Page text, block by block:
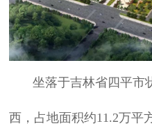
坐落于吉林省四平市
西，占地面积约11.2万平